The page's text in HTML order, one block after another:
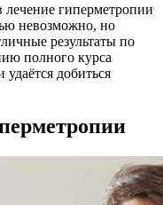
гиперметропии
невозможно, но
результаты по
полного курса
добиться